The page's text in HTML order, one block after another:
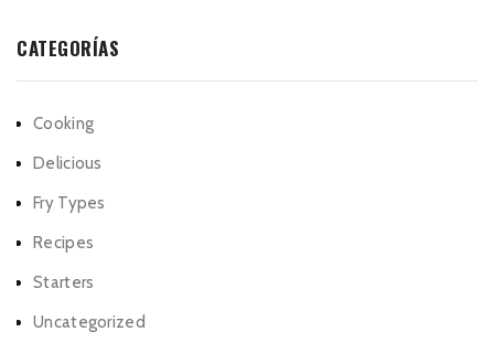
CATEGORÍAS
Cooking
Delicious
Fry Types
Recipes
Starters
Uncategorized